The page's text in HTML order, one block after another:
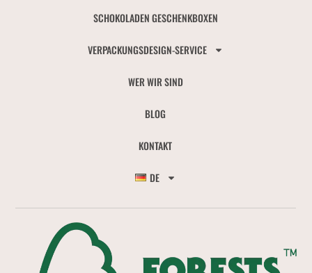
SCHOKOLADEN GESCHENKBOXEN
VERPACKUNGSDESIGN-SERVICE
WER WIR SIND
BLOG
KONTAKT
DE